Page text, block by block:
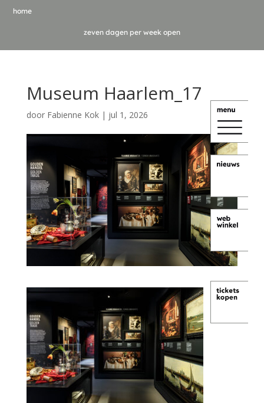
home
zeven dagen per week open
Museum Haarlem_17
door Fabienne Kok| jul 1, 2026